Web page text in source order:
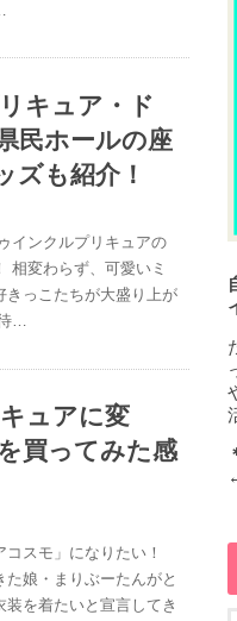
キュア・ド
民ホールの座
ズも紹介！
インクルプリキュアの
相変わらず、可愛いミ
きっこたちが大盛り上が
…
ュアに変
買ってみた感
スモ」になりたい！
娘・まりぶーたんがと
を着たいと宣言してき